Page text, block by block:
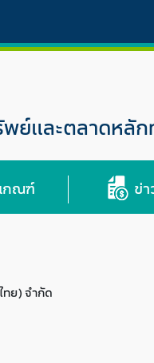
ย์และตลาดหลั
กณฑ์ ข่
ทย) จำกัด